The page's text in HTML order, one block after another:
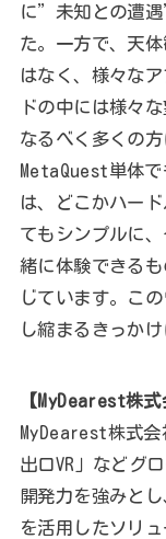
に”未知との遭
た。一方で、天
はなく、様々な
ドの中には様々
なるべく多くの
MetaQuest単体
は、どこかハー
てもシンプルに
緒に体験できる
じています。こ
し縮まるきっか
【MyDearest株式
MyDearest株式
出口VR」などグ
開発力を強みと
を活用したソリ